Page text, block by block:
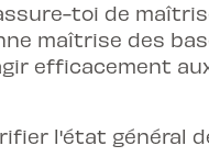
toi de
maîtrise des
efficacement
l'état général